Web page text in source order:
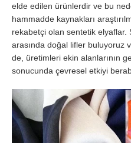
elde edilen ürünlerdir ve bu
hammadde kaynakları
rekabetçi olan sentetik elyaflar.
arasında doğal lifler buluyoruz
de, üretimleri ekin alanlarının
sonucunda çevresel etkiyi